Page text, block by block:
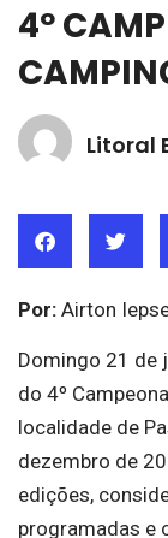
4º
Litoral
Por: Airton
Domingo 21 de
do 4º
localidade de
dezembro de
edições,
programadas e